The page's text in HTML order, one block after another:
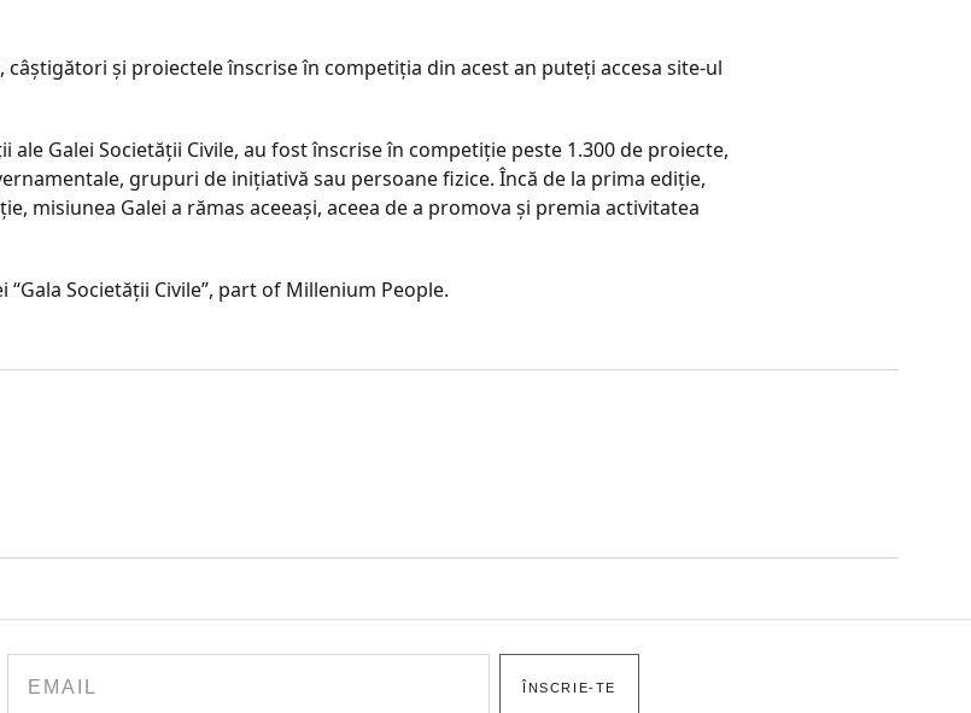
şi proiectele înscrise în competiţia din acest an puteţi accesa site-ul
Galei Societăţii Civile, au fost înscrise în competiţie peste 1.300 de proiecte,
grupuri de iniţiativă sau persoane fizice. Încă de la prima ediţie,
misiunea Galei a rămas aceeaşi, aceea de a promova şi premia activitatea
Societăţii Civile”, part of Millenium People.
ÎNSCRIE-TE